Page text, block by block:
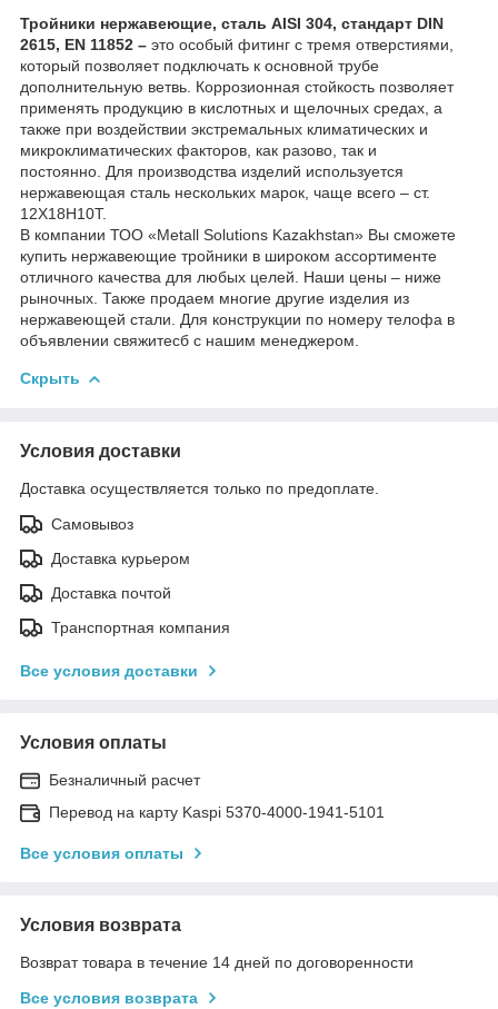
Тройники нержавеющие, сталь AISI 304, стандарт DIN
2615, EN 11852 – это особый фитинг с тремя отверстиями,
который позволяет подключать к основной трубе
дополнительную ветвь. Коррозионная стойкость позволяет
применять продукцию в кислотных и щелочных средах, а
также при воздействии экстремальных климатических и
микроклиматических факторов, как разово, так и
постоянно. Для производства изделий используется
нержавеющая сталь нескольких марок, чаще всего – ст.
12Х18Н10Т.
В компании ТОО «Metall Solutions Kazakhstan» Вы сможете
купить нержавеющие тройники в широком ассортименте
отличного качества для любых целей. Наши цены – ниже
рыночных. Также продаем многие другие изделия из
нержавеющей стали. Для конструкции по номеру телофа в
объявлении свяжитесб с нашим менеджером.
Скрыть
Условия доставки
Доставка осуществляется только по предоплате.
Самовывоз
Доставка курьером
Доставка почтой
Транспортная компания
Все условия доставки
Условия оплаты
Безналичный расчет
Перевод на карту Kaspi 5370-4000-1941-5101
Все условия оплаты
Условия возврата
Возврат товара в течение 14 дней по договоренности
Все условия возврата